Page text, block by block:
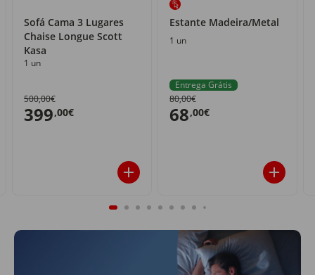
Sofá Cama 3 Lugares
Chaise Longue Scott
Kasa
1 un
500,00€
399,00€
Estante Madeira/Metal
1 un
Entrega Grátis
80,00€
68,00€